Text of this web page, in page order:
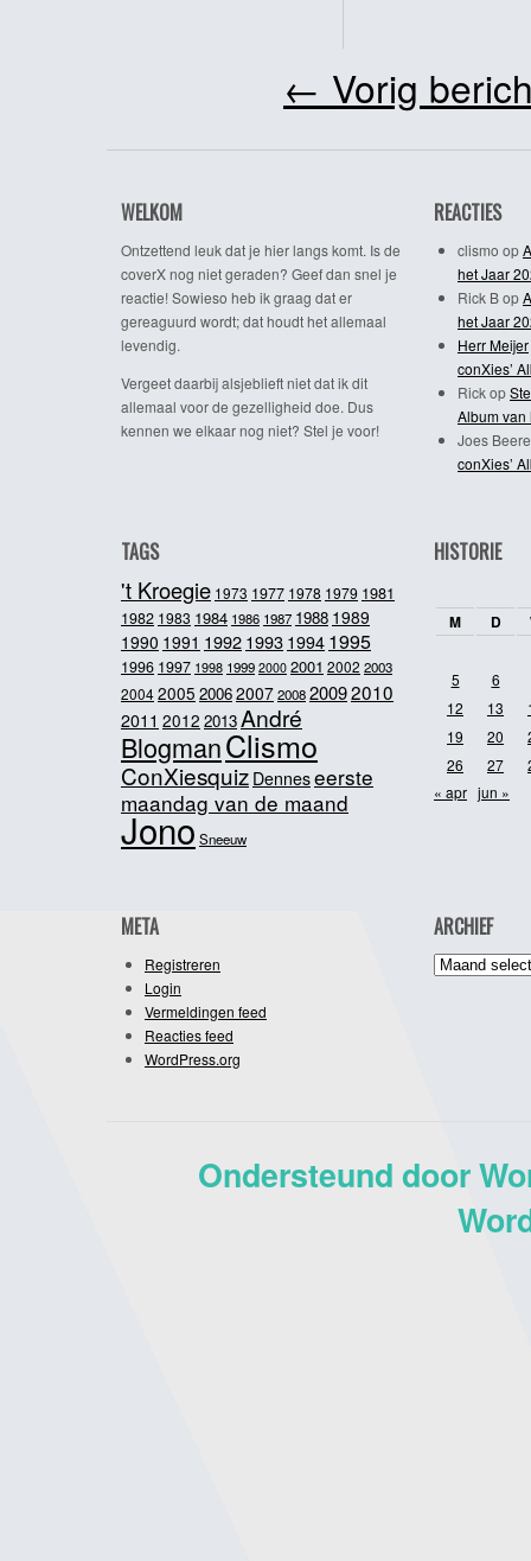
← Vorig
WELKOM
Ontzettend leuk dat je hier langs komt. Is de
coverX nog niet geraden? Geef dan snel je
reactie! Sowieso heb ik graag dat er
gereaguurd wordt; dat houdt het allemaal
levendig.
Vergeet daarbij alsjeblieft niet dat ik dit
allemaal voor de gezelligheid doe. Dus
kennen we elkaar nog niet? Stel je voor!
REACTIES
clismo op
het Jaar
Rick Bop
het Jaar
Herr Meijer
conXies’
Rickop
Album van
Joes
conXies’
TAGS
't Kroegie 1973 1977 1978 1979 1981
1982 1983 1984 1986 1987 1988 1989
1990 1991 19921993 1994 1995
1996 1997 1998 1999 2000 2001 2002 2003
20042005 20062007200820092010
2011 2012 2013André
BlogmanClismo
ConXiesquiz Denneseerste
maandag van de maand
JonoSneeuw
HISTORIE
M D
5
6
12
13
19
20
26
27
« apr jun »
META
Registreren
Login
Vermeldingen feed
Reacties feed
WordPress.org
ARCHIEF
Archief
Ondersteund door